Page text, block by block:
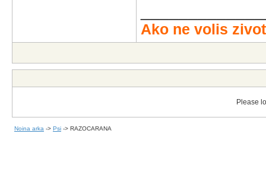
Ako ne volis
Please
Noina arka -> Psi -> RAZOCARANA